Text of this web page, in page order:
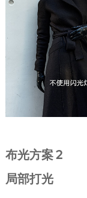
布光方案 2
局部打光